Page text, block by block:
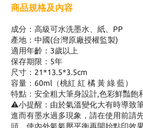
商品規格及內容
成分：高級可水洗墨水、紙、PP
產地：中國(台灣原廠授權監製)
適用年齡：3歲以上
保存期限：5年
尺寸：21*13.5*3.5cm
容量：60ml（桃紅 紅 橘 黃 綠 藍）
特點：安全粗大筆身設計,色彩鮮豔飽
⚠️小提醒：由於氣溫變化大有時導致
進而有墨水過多現象，請在使用前請
頭，使內外氣氣壓平衡再開始點印效